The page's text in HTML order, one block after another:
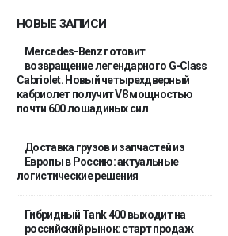
НОВЫЕ ЗАПИСИ
Mercedes-Benz готовит
возвращение легендарного G-Class
Cabriolet. Новый четырехдверный
кабриолет получит V8 мощностью
почти 600 лошадиных сил
Доставка грузов и запчастей из
Европы в Россию: актуальные
логистические решения
Гибридный Tank 400 выходит на
российский рынок: старт продаж